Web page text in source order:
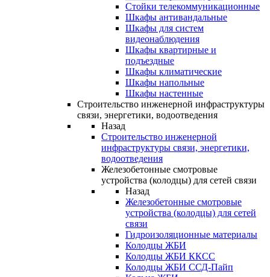
Стойки телекоммуникационные
Шкафы антивандальные
Шкафы для систем
видеонаблюдения
Шкафы квартирные и
подъездные
Шкафы климатические
Шкафы напольные
Шкафы настенные
Строительство инженерной инфраструктуры
связи, энергетики, водоотведения
Назад
Строительство инженерной
инфраструктуры связи, энергетики,
водоотведения
Железобетонные смотровые
устройства (колодцы) для сетей связи
Назад
Железобетонные смотровые
устройства (колодцы) для сетей
связи
Гидроизоляционные материалы
Колодцы ЖБИ
Колодцы ЖБИ ККСС
Колодцы ЖБИ ССД-Пайп